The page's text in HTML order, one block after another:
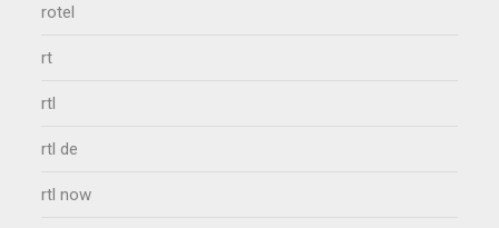
rotel
rt
rtl
rtl de
rtl now